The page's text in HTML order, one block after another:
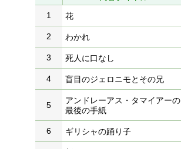
1
花
2 わかれ
3 死人に口なし
4 盲目のジェロニモとその兄
5
アンドレーアス・タマイアーの
最後の手紙
6 ギリシャの踊り子